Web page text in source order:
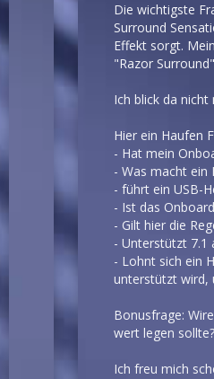
Die wichtigste
Surround
Effekt sorgt.
"Razor
Ich blick da nicht
Hier ein Haufen
- Hat mein
- Was macht ein
- führt ein USB-
- Ist das
- Gilt hier die
- Unterstützt 7.1
- Lohnt sich ein
unterstützt wird,
Bonusfrage:
wert legen sollte?
Ich freu mich